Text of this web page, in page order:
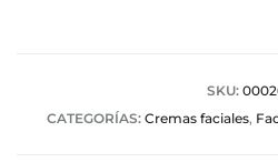
SKU:
CATEGORÍAS: Cremas faciales,